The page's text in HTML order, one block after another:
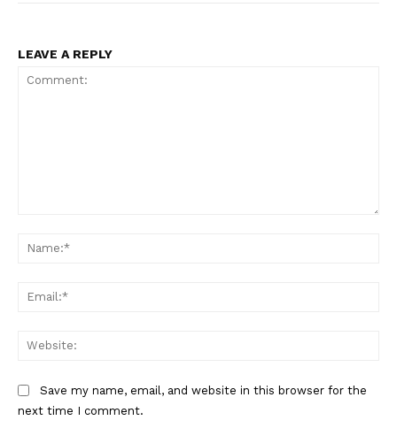
LEAVE A REPLY
Save my name, email, and website in this browser for the
next time I comment.